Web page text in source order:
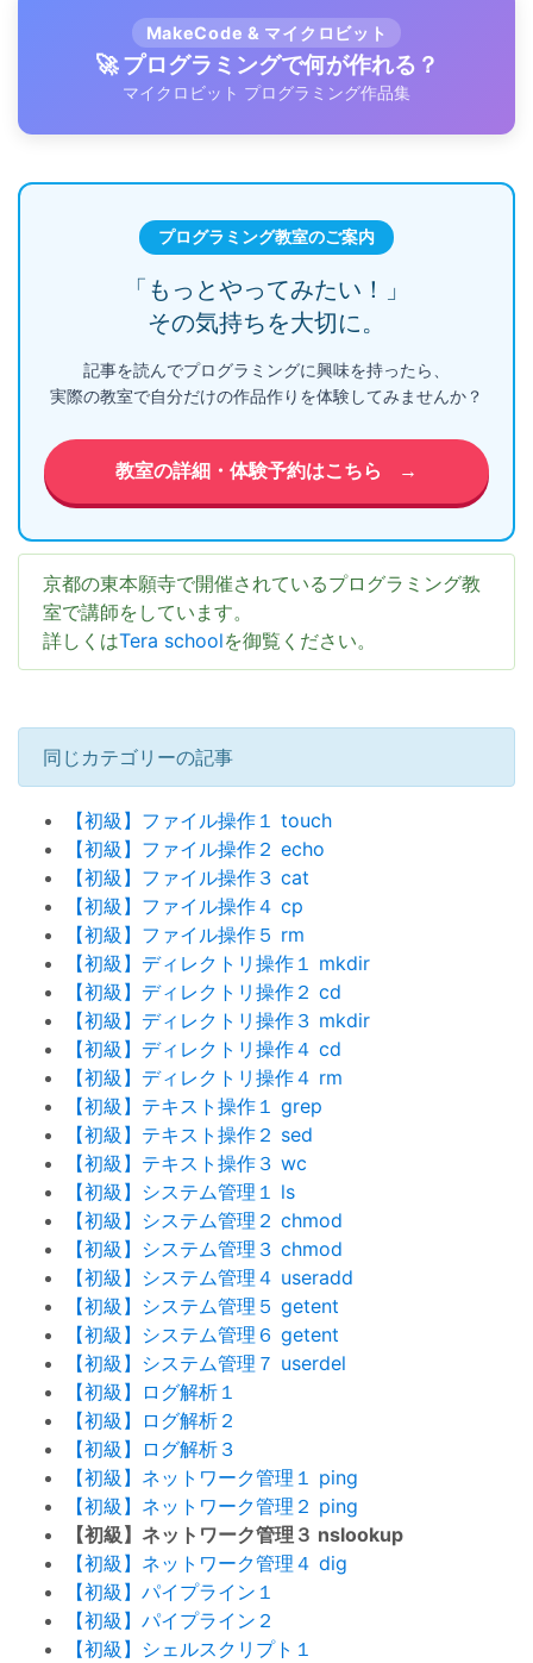
MakeCode & マイクロビット
🚀 プログラミングで何が作れる？
マイクロビット プログラミング作品集
プログラミング教室のご案内
「もっとやってみたい！」
その気持ちを大切に。
記事を読んでプログラミングに興味を持ったら、
実際の教室で自分だけの作品作りを体験してみませんか？
教室の詳細・体験予約はこちら →
京都の東本願寺で開催されているプログラミング教
室で講師をしています。
詳しくはTera schoolを御覧ください。
同じカテゴリーの記事
【初級】ファイル操作１ touch
【初級】ファイル操作２ echo
【初級】ファイル操作３ cat
【初級】ファイル操作４ cp
【初級】ファイル操作５ rm
【初級】ディレクトリ操作１ mkdir
【初級】ディレクトリ操作２ cd
【初級】ディレクトリ操作３ mkdir
【初級】ディレクトリ操作４ cd
【初級】ディレクトリ操作４ rm
【初級】テキスト操作１ grep
【初級】テキスト操作２ sed
【初級】テキスト操作３ wc
【初級】システム管理１ ls
【初級】システム管理２ chmod
【初級】システム管理３ chmod
【初級】システム管理４ useradd
【初級】システム管理５ getent
【初級】システム管理６ getent
【初級】システム管理７ userdel
【初級】ログ解析１
【初級】ログ解析２
【初級】ログ解析３
【初級】ネットワーク管理１ ping
【初級】ネットワーク管理２ ping
【初級】ネットワーク管理３ nslookup
【初級】ネットワーク管理４ dig
【初級】パイプライン１
【初級】パイプライン２
【初級】シェルスクリプト１